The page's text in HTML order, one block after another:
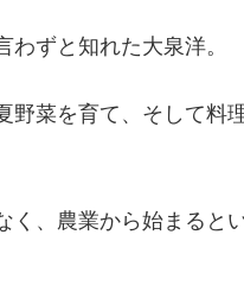
わずと知れた大泉洋。
野菜を育て、そして料
く、農業から始まると